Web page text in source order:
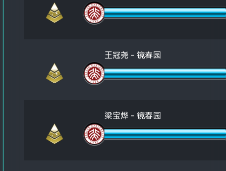
王冠尧 - 镜春园
梁宝烨 - 镜春园